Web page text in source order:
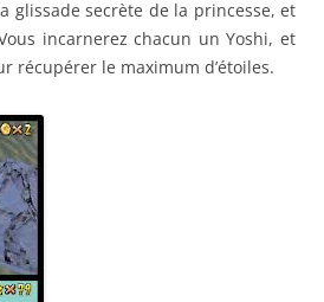
glissade secrète de la princesse, et
incarnerez chacun un Yoshi, et
récupérer le maximum d’étoiles.